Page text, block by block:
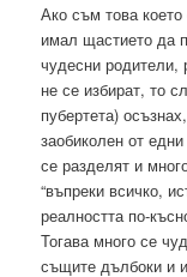
Ако съм това
имал щастието да
чудесни родители,
не се избират, то
пубертета)
заобиколен от
се разделят и
“въпреки всичко,
реалността по-
Тогава много се
същите дълбоки и